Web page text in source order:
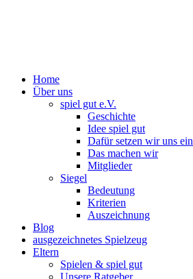
Home
Über uns
spiel gut e.V.
Geschichte
Idee spiel gut
Dafür setzen wir uns ein
Das machen wir
Mitglieder
Siegel
Bedeutung
Kriterien
Auszeichnung
Blog
ausgezeichnetes Spielzeug
Eltern
Spielen & spiel gut
Unsere Ratgeber